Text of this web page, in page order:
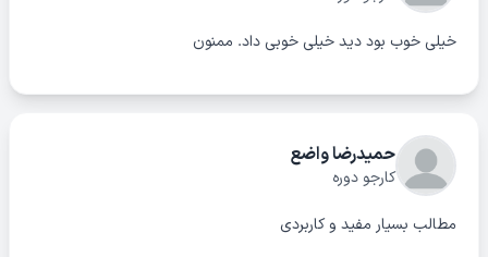
خیلی خوب بود دید خیلی خوبی داد. ممنون
حمیدرضا واضع
کارجو دوره
مطالب بسیار مفید و کاربردی